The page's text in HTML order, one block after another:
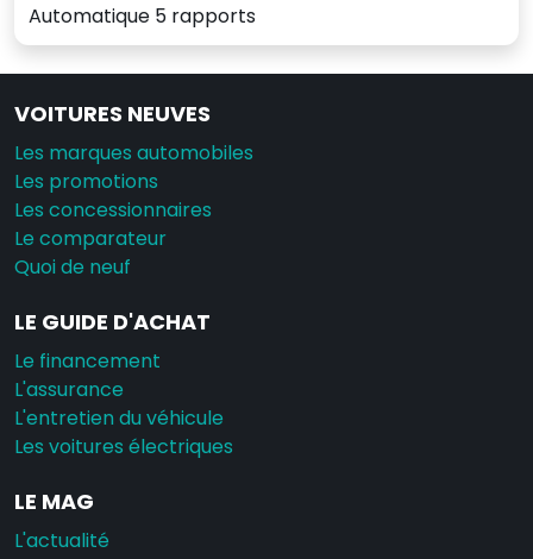
Automatique 5 rapports
VOITURES NEUVES
Les marques automobiles
Les promotions
Les concessionnaires
Le comparateur
Quoi de neuf
LE GUIDE D'ACHAT
Le financement
L'assurance
L'entretien du véhicule
Les voitures électriques
LE MAG
L'actualité